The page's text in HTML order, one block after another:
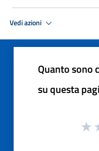
Vedi azioni
Quanto sono
su questa